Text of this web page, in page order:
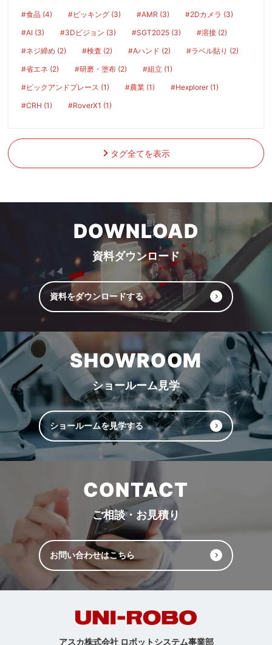
#食品 (4)
#ピッキング (3) #AMR (3)
#2Dカメラ (3)
#AI (3)
#3Dビジョン (3) #SGT2025 (3)
#溶接 (2)
#ネジ締め (2)
#検査 (2) #Aハンド (2)
#ラベル貼り (2)
#省エネ (2)
#研磨・塗布 (2)
#組立 (1)
#ピックアンドプレース (1)
#農業 (1)
#Hexplorer (1)
#CRH (1)
#RoverX1 (1)
タグ全てを表示
DOWNLOAD
資料ダウンロード
資料をダウンロードする
SHOWROOM
ショールーム見学
ショールームを見学する
CONTACT
ご相談・お見積り
お問い合わせはこちら
アスカ株式会社 ロボットシステム事業部